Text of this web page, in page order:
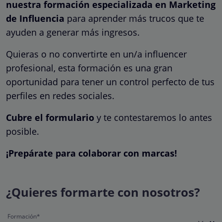
nuestra formación especializada en Marketing
de Influencia para aprender más trucos que te
ayuden a generar más ingresos.
Quieras o no convertirte en un/a influencer
profesional, esta formación es una gran
oportunidad para tener un control perfecto de tus
perfiles en redes sociales.
Cubre el formulario y te contestaremos lo antes
posible.
¡Prepárate para colaborar con marcas!
¿Quieres formarte con nosotros?
Formación*